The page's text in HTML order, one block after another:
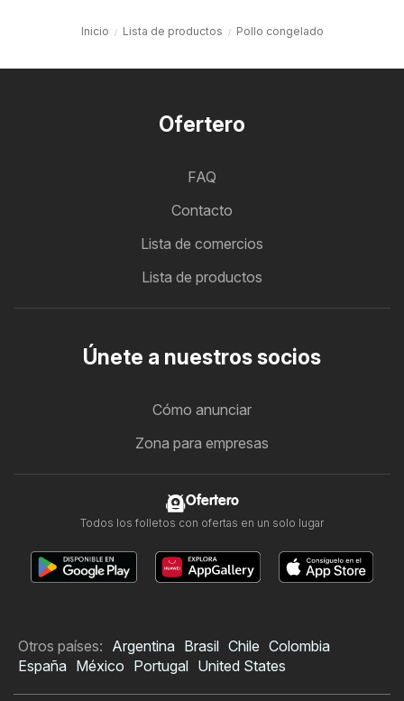
Inicio Lista de productos Pollo congelado
Ofertero
FAQ
Contacto
Lista de comercios
Lista de productos
Únete a nuestros socios
Cómo anunciar
Zona para empresas
Ofertero
Todos los folletos con ofertas en un solo lugar
Otros países: Argentina Brasil Chile Colombia
España México Portugal United States